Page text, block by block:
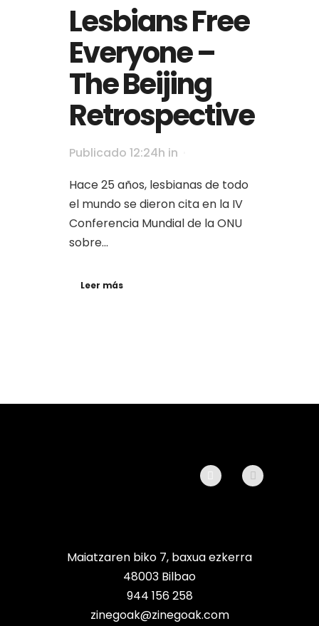
Lesbians Free
Everyone –
The Beijing
Retrospective
Publicado 12:24h in
Hace 25 años, lesbianas de todo
el mundo se dieron cita en la IV
Conferencia Mundial de la ONU
sobre...
Leer más
Maiatzaren biko 7, baxua ezkerra
48003 Bilbao
944 156 258
zinegoak@zinegoak.com